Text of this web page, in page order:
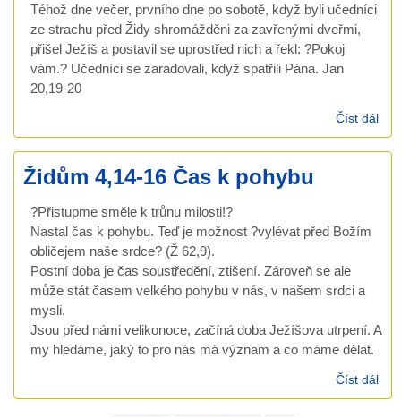
Téhož dne večer, prvního dne po sobotě, když byli učedníci
ze strachu před Židy shromážděni za zavřenými dveřmi,
přišel Ježíš a postavil se uprostřed nich a řekl: ?Pokoj
vám.? Učedníci se zaradovali, když spatřili Pána. Jan
20,19-20
Číst dál
o
Židům 4,14-16 Čas k pohybu
?Přistupme směle k trůnu milosti!?
Nastal čas k pohybu. Teď je možnost ?vylévat před Božím
obličejem naše srdce? (Ž 62,9).
Postní doba je čas soustředění, ztišení. Zároveň se ale
může stát časem velkého pohybu v nás, v našem srdci a
mysli.
Jsou před námi velikonoce, začíná doba Ježíšova utrpení. A
my hledáme, jaký to pro nás má význam a co máme dělat.
Číst dál